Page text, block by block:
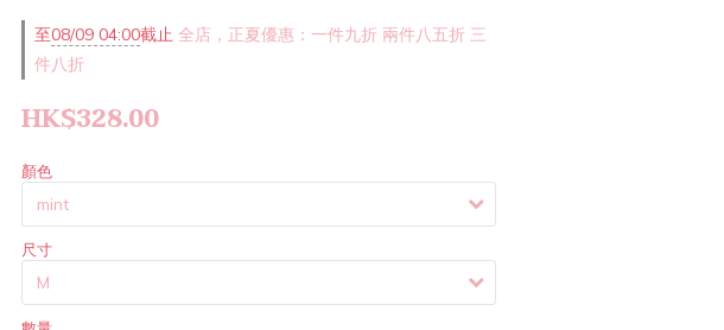
至08/09 04:00截止 全店，正夏優惠：一件九折 兩件八五折 三
件八折
HK$328.00
顏色
尺寸